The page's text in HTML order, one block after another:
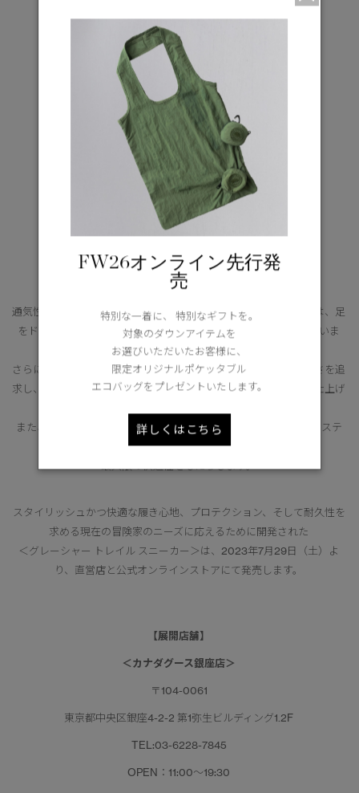
【WOMEN】Glacier Trail Sneaker
通気性抜群のマイクロファイバーを採用したインソールの裏地には、足
をドライで快適な状態に保つため最先端の温度調節機能を備えていま
す。
さらに、高いパフォーマンスを発揮するためにクッション性と軽さを追
求し、雪の吹きだまりの模様からインスパイアされたフォルムに仕上げ
また、足首をしっかりとサポートするため、360°のレーシングシステ
ムと伸縮性のある履き口を採用し、
スタイリッシュかつ快適な履き心地、プロテクション、そして耐久性を
求める現在の冒険家のニーズに応えるために開発された
＜グレーシャー トレイル スニーカー＞は、2023年7月29日（土）よ
り、直営店と公式オンラインストアにて発売します。
【展開店舗】
＜カナダグース銀座店＞
〒104-0061
東京都中央区銀座4-2-2 第1弥生ビルディング1.2F
TEL:03-6228-7845
OPEN：11:00～19:30
FW26オンライン先行発
売
特別な一着に、 特別なギフトを。
対象のダウンアイテムを
お選びいただいたお客様に、
限定オリジナルポケッタブル
エコバッグをプレゼントいたします。
詳しくはこちら